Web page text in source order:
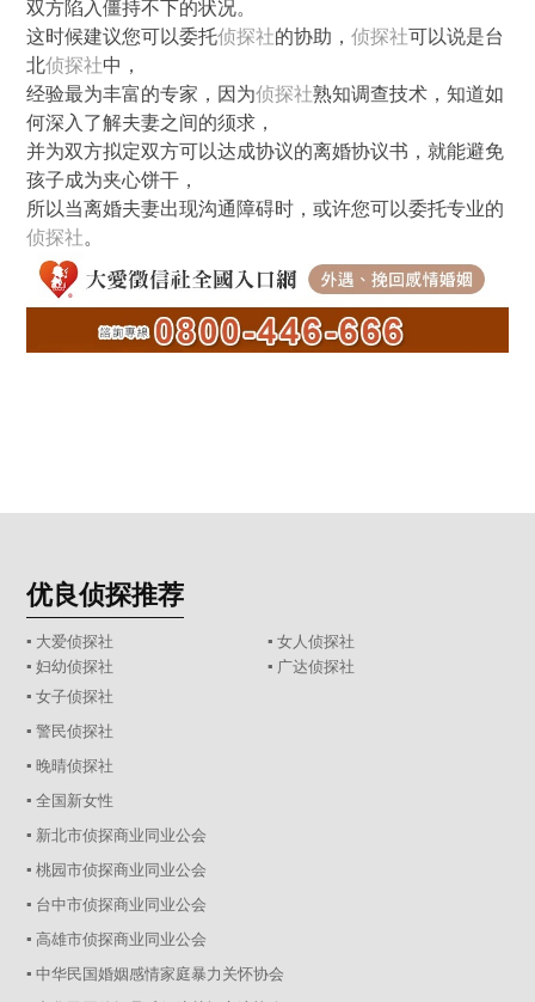
双方陷入僵持不下的状况。
这时候建议您可以委托侦探社的协助，侦探社可以说是台
北侦探社中，
经验最为丰富的专家，因为侦探社熟知调查技术，知道如
何深入了解夫妻之间的须求，
并为双方拟定双方可以达成协议的离婚协议书，就能避免
孩子成为夹心饼干，
所以当离婚夫妻出现沟通障碍时，或许您可以委托专业的
侦探社。
优良侦探推荐
▪ 大爱侦探社
▪ 女人侦探社
▪ 妇幼侦探社
▪ 广达侦探社
▪ 女子侦探社
▪ 警民侦探社
▪ 晚晴侦探社
▪ 全国新女性
▪ 新北市侦探商业同业公会
▪ 桃园市侦探商业同业公会
▪ 台中市侦探商业同业公会
▪ 高雄市侦探商业同业公会
▪ 中华民国婚姻感情家庭暴力关怀协会